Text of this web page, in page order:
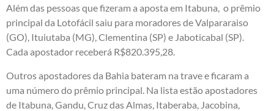
Além das pessoas que fizeram a aposta em Itabuna, o prêmio
principal da Lotofácil saiu para moradores de Valpararaiso
(GO), Ituiutaba (MG), Clementina (SP) e Jaboticabal (SP).
Cada apostador receberá R$820.395,28.
Outros apostadores da Bahia bateram na trave e ficaram a
uma número do prêmio principal. Na lista estão apostadores
de Itabuna, Gandu, Cruz das Almas, Itaberaba, Jacobina,